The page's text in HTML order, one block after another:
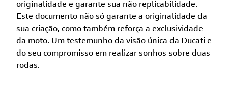
originalidade e garante sua não replicabilidade.
Este documento não só garante a originalidade da
sua criação, como também reforça a exclusividade
da moto. Um testemunho da visão única da Ducati e
do seu compromisso em realizar sonhos sobre duas
rodas.